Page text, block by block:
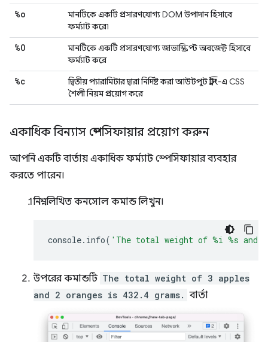
%o
মানটিকে একটি প্রসারণযোগ্য DOM উপাদান হিসাবে
ফর্ম্যাট করে৷
%O
মানটিকে একটি প্রসারণযোগ্য জাভাস্ক্রিপ্ট অবজেক্ট হিসাবে
ফর্ম্যাট করে
%c
দ্বিতীয় প্যারামিটার দ্বারা নির্দিষ্ট করা আউটপুট স্ট্রিং-এ CSS
শৈলী নিয়ম প্রয়োগ করে
একাধিক বিন্যাস স্পেসিফায়ার প্রয়োগ করুন
আপনি একটি বার্তায় একাধিক ফর্ম্যাট স্পেসিফায়ার ব্যবহার
করতে পারেন।
নিম্নলিখিত কনসোল কমান্ড লিখুন।
console. info( 'The total weight of %i %s and
উপরের কমান্ডটি The total weight of 3 apples
and 2 oranges is 432.4 grams. বার্তা